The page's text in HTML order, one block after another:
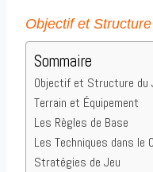
Objectif et
Sommaire
Objectif et Structure du
Terrain et Équipement
Les Règles de Base
Les Techniques dans le
Stratégies de Jeu